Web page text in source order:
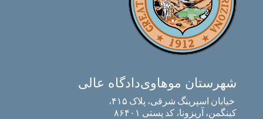
دادگاه عالیشهرستان موهاوی
خیابان اسپرینگ شرقی، پلاک ۴۱۵،
کینگمن، آریزونا، کد پستی ۸۶۴۰۱